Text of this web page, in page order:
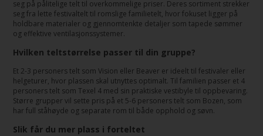
seg på pålitelige telt til overkommelige priser. Deres sortiment strekker
seg fra lette festivaltelt til romslige familietelt, hvor fokuset ligger på
holdbare materialer og gjennomtenkte detaljer som tapede sømmer
og effektive ventilasjonssystemer.
Hvilken teltstørrelse passer til din gruppe?
Et 2-3 personers telt som Vision eller Beaver er ideelt til festivaler eller
helgeturer, hvor plassen skal utnyttes optimalt. Til familien passer et 4
personers telt som Texel 4 med sin praktiske vestibyle til oppbevaring.
Større grupper vil sette pris på et 5-6 personers telt som Bozen, som
har full ståhøyde og separate rom til både opphold og søvn.
Slik får du mer plass i forteltet